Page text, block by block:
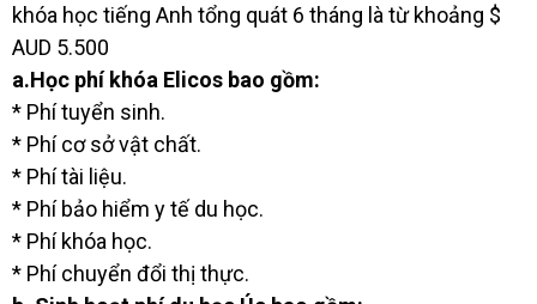
khóa học tiếng Anh tổng quát 6 tháng là từ khoảng $
AUD 5.500
a.Học phí khóa Elicos bao gồm:
* Phí tuyển sinh.
* Phí cơ sở vật chất.
* Phí tài liệu.
* Phí bảo hiểm y tế du học.
* Phí khóa học.
* Phí chuyển đổi thị thực.